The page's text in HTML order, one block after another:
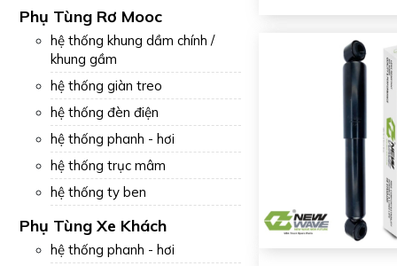
Phụ Tùng Rơ Mooc
hệ thống khung dầm chính /
khung gầm
hệ thống giàn treo
hệ thống đèn điện
hệ thống phanh - hơi
hệ thống trục mâm
hệ thống ty ben
Phụ Tùng Xe Khách
hệ thống phanh - hơi
- Không có tiếng ồn
- Hiệu suất chất lượng
- Đi xe thoải mái và ổn
- Tuổi thọ cao và lâu
- Tiêu chuẩn OE IATF
Công dụng sản phẩm:
động lực lên xe. Triệt
động của lực đàn hồi
Trọng lượng: 7kg
Quy chuẩn đóng gói: